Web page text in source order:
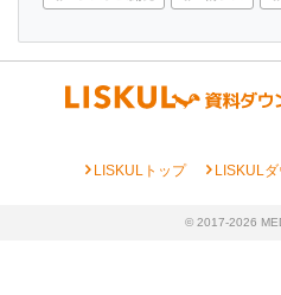
chevron_rightLISKULトップ chevron_rightLISKUL
© 2017-2026